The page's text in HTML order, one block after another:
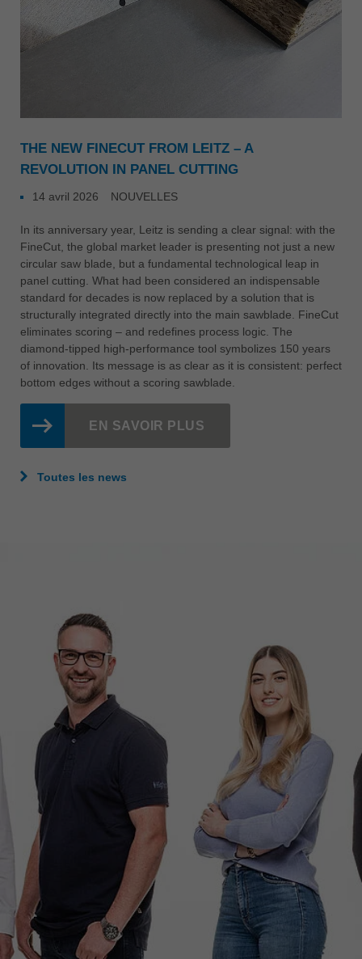
THE NEW FINECUT FROM LEITZ – A
REVOLUTION IN PANEL CUTTING
14 avril 2026 NOUVELLES
In its anniversary year, Leitz is sending a clear signal: with the
FineCut, the global market leader is presenting not just a new
circular saw blade, but a fundamental technological leap in
panel cutting. What had been considered an indispensable
standard for decades is now replaced by a solution that is
structurally integrated directly into the main sawblade. FineCut
eliminates scoring – and redefines process logic. The
diamond-tipped high-performance tool symbolizes 150 years
of innovation. Its message is as clear as it is consistent: perfect
bottom edges without a scoring sawblade.
EN SAVOIR PLUS
Toutes les news